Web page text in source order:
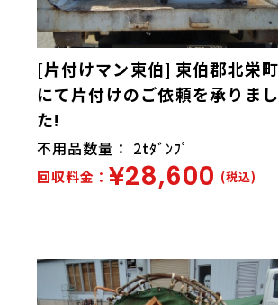
[片付けマン東伯] 東伯郡北栄町
にて片付けのご依頼を承りまし
た!
不用品数量： 2tﾀﾞﾝﾌﾟ
回収料金： ¥28,600 (税込)